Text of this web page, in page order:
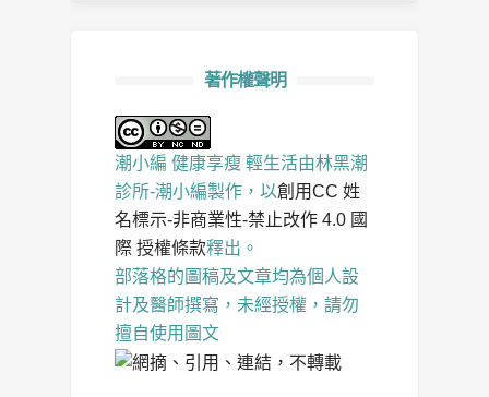
著作權聲明
潮小編 健康享瘦 輕生活由林黑潮
診所-潮小編製作，以創用CC 姓
名標示-非商業性-禁止改作 4.0 國
際 授權條款釋出。
部落格的圖稿及文章均為個人設
計及醫師撰寫，未經授權，請勿
擅自使用圖文